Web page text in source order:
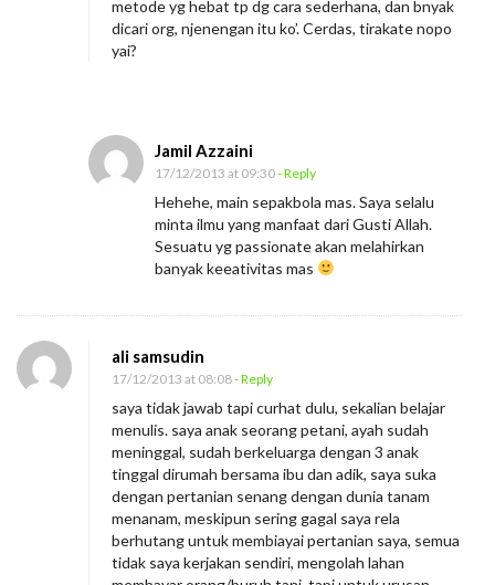
metode yg hebat tp dg cara sederhana, dan bnyak
dicari org, njenengan itu ko’. Cerdas, tirakate nopo
yai?
Jamil Azzaini
17/12/2013 at 09:30- Reply
Hehehe, main sepakbola mas. Saya selalu
minta ilmu yang manfaat dari Gusti Allah.
Sesuatu yg passionate akan melahirkan
banyak keeativitas mas
ali samsudin
17/12/2013 at 08:08- Reply
saya tidak jawab tapi curhat dulu, sekalian belajar
menulis. saya anak seorang petani, ayah sudah
meninggal, sudah berkeluarga dengan 3 anak
tinggal dirumah bersama ibu dan adik, saya suka
dengan pertanian senang dengan dunia tanam
menanam, meskipun sering gagal saya rela
berhutang untuk membiayai pertanian saya, semua
tidak saya kerjakan sendiri, mengolah lahan